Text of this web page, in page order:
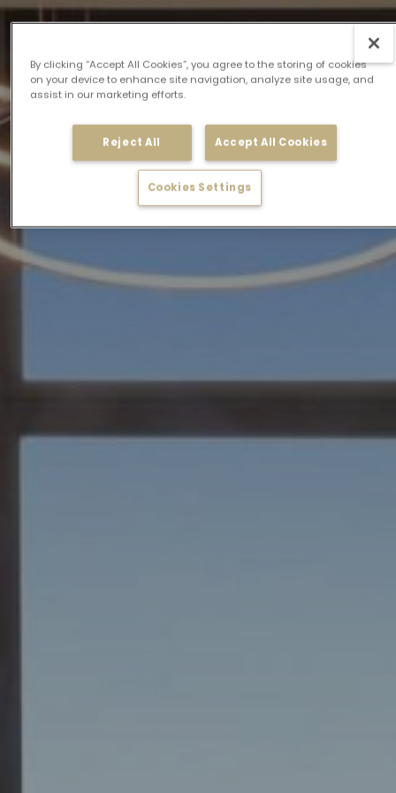
By clicking “Accept All Cookies”, you agree to the storing of cookies
on your device to enhance site navigation, analyze site usage, and
assist in our marketing efforts.
Reject All Accept All Cookies
Cookies Settings